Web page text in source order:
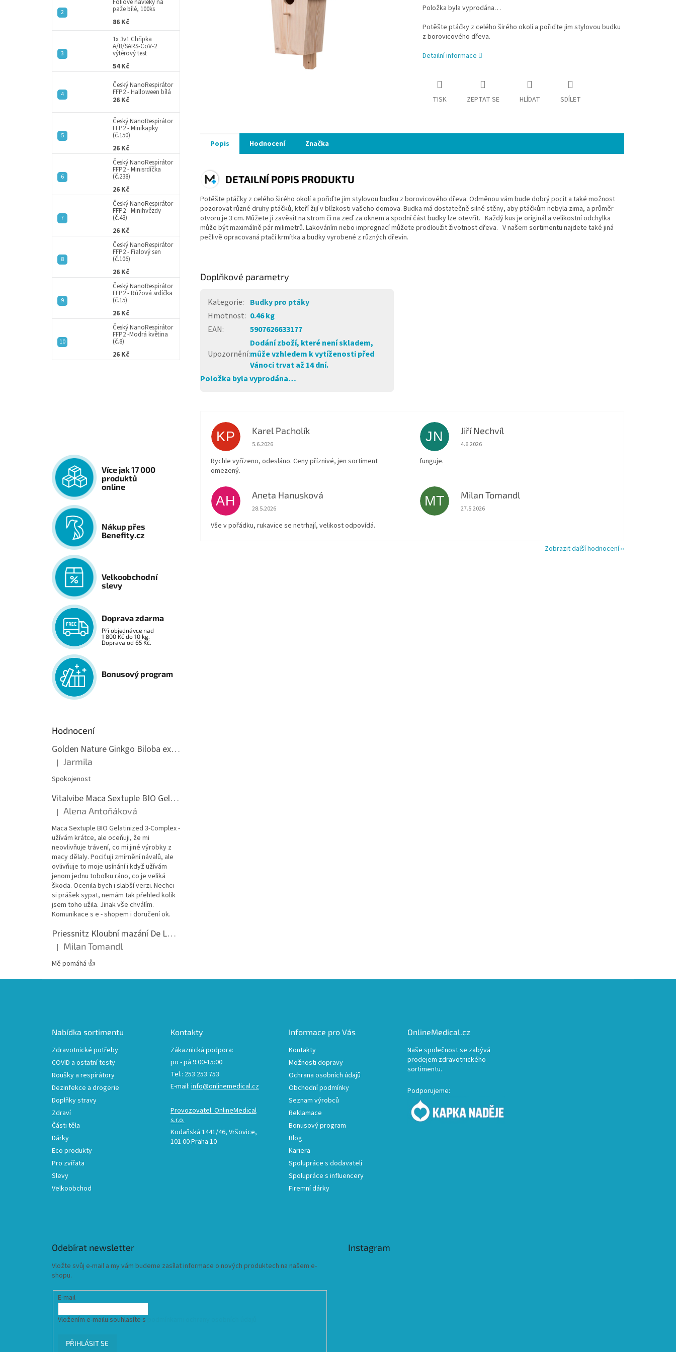
paže bílé, 100ks
86 Kč
1x 3v1 Chřipka
A/B/SARS-CoV-2
výtěrový test
54 Kč
Český NanoRespirátor
FFP2 - Halloween bílá
26 Kč
Český NanoRespirátor
FFP2 - Minikapky
(č.150)
26 Kč
Český NanoRespirátor
FFP2 - Minisrdíčka
(č.238)
26 Kč
Český NanoRespirátor
FFP2 - Minihvězdy
(č.43)
26 Kč
Český NanoRespirátor
FFP2 - Fialový sen
(č.106)
26 Kč
Český NanoRespirátor
FFP2 - Růžová srdíčka
(č.15)
26 Kč
Český NanoRespirátor
FFP2 -Modrá květina
(č.8)
26 Kč
Více jak 17 000
produktů
online
Nákup přes
Benefity.cz
Velkoobchodní
slevy
Doprava zdarma
Při objednávce nad
1 800 Kč do 10 kg.
Doprava od 65 Kč.
Bonusový program
Hodnocení
Golden Nature Ginkgo Biloba extrakt 50:1 60mg, 100 kapslí
Hodnocení produktu je 5 z 5 hvězdiček.
| Jarmila
Spokojenost
Vitalvibe Maca Sextuple BIO Gelatinized 3-Complex, 60 kapslí
Hodnocení produktu je 5 z 5 hvězdiček.
| Alena Antoňáková
Maca Sextuple BIO Gelatinized 3-Complex -
užívám krátce, ale oceňuji, že mi
neovlivňuje trávení, co mi jiné výrobky z
macy dělaly. Pociťuji zmírnění návalů, ale
ovlivňuje to moje usínání i když užívám
jenom jednu tobolku ráno, co je veliká
škoda. Ocenila bych i slabší verzi. Nechci
si prášek sypat, nemám tak přehled kolik
jsem toho užila. Jinak vše chválím.
Komunikace s e - shopem i doručení ok.
Priessnitz Kloubní mazání De Luxe, 200ml
Hodnocení produktu je 5 z 5 hvězdiček.
| Milan Tomandl
Mě pomáhá 👍
Položka byla vyprodána…
Potěšte ptáčky z celého širého okolí a pořiďte jim stylovou budku
z borovicového dřeva.
Detailní informace
TISK ZEPTAT SE HLÍDAT SDÍLET
Popis Hodnocení Značka
DETAILNÍ POPIS PRODUKTU
Potěšte ptáčky z celého širého okolí a pořiďte jim stylovou budku z borovicového dřeva. Odměnou vám bude dobrý pocit a také možnost
pozorovat různé druhy ptáčků, kteří žijí v blízkosti vašeho domova. Budka má dostatečně silné stěny, aby ptáčkům nebyla zima, a průměr
otvoru je 3 cm. Můžete ji zavěsit na strom či na zeď za oknem a spodní část budky lze otevřít. Každý kus je originál a velikostní odchylka
může být maximálně pár milimetrů. Lakováním nebo impregnací můžete prodloužit životnost dřeva. V našem sortimentu najdete také jiná
pečlivě opracovaná ptačí krmítka a budky vyrobené z různých dřevin.
Doplňkové parametry
Kategorie:
Budky pro ptáky
Hmotnost: 0.46 kg
EAN: 5907626633177
Upozornění:
Dodání zboží, které není skladem,
může vzhledem k vytíženosti před
Vánoci trvat až 14 dní.
Položka byla vyprodána…
KP Karel Pacholík
Hodnocení obchodu je 4 z 5 hvězdiček.
5.6.2026
Rychle vyřízeno, odesláno. Ceny příznivé, jen sortiment
omezený.
JN Jiří Nechvíl
Hodnocení obchodu je 5 z 5 hvězdiček.
4.6.2026
funguje.
AH Aneta Hanusková
Hodnocení obchodu je 5 z 5 hvězdiček.
28.5.2026
Vše v pořádku, rukavice se netrhají, velikost odpovídá.
MT Milan Tomandl
Hodnocení obchodu je 5 z 5 hvězdiček.
27.5.2026
Zobrazit další hodnocení
Nabídka sortimentu
Zdravotnické potřeby
COVID a ostatní testy
Roušky a respirátory
Dezinfekce a drogerie
Doplňky stravy
Zdraví
Části těla
Dárky
Eco produkty
Pro zvířata
Slevy
Velkoobchod
Kontakty
Zákaznická podpora:
po - pá 9:00-15:00
Tel.: 253 253 753
E-mail: info@onlinemedical.cz
Provozovatel: OnlineMedical
s.r.o.
Kodaňská 1441/46, Vršovice,
101 00 Praha 10
Informace pro Vás
Kontakty
Možnosti dopravy
Ochrana osobních údajů
Obchodní podmínky
Seznam výrobců
Reklamace
Bonusový program
Blog
Kariera
Spolupráce s dodavateli
Spolupráce s influencery
Firemní dárky
OnlineMedical.cz
Naše společnost se zabývá
prodejem zdravotnického
sortimentu.
Podporujeme:
Odebírat newsletter
Vložte svůj e-mail a my vám budeme zasílat informace o nových produktech na našem e-
shopu.
E-mail
Vložením e-mailu souhlasíte s
PŘIHLÁSIT SE
Instagram